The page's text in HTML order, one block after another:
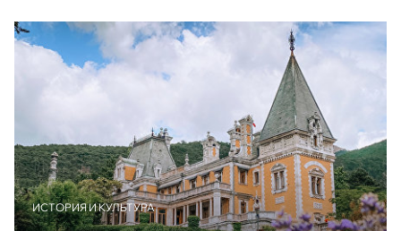
ИСТОРИЯ И КУЛЬТУРА